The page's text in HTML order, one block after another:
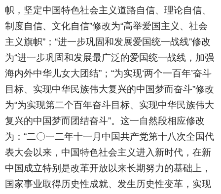
帜，坚定中国特色社会主义道路自信、理论自信、
制度自信、文化自信”修改为“高举爱国主义、社会
主义旗帜”；“进一步巩固和发展爱国统一战线”修改
为“进一步巩固和发展最广泛的爱国统一战线，加强
海内外中华儿女大团结”；“为实现‘两个一百年’奋斗
目标、实现中华民族伟大复兴的中国梦而奋斗”修改
为“为实现第二个百年奋斗目标、实现中华民族伟大
复兴的中国梦而团结奋斗”。这一自然段相应修改
为：“二〇一二年十一月中国共产党第十八次全国代
表大会以来，中国特色社会主义进入新时代，在新
中国成立特别是改革开放以来长期努力的基础上，
国家事业取得历史性成就、发生历史性变革，实现